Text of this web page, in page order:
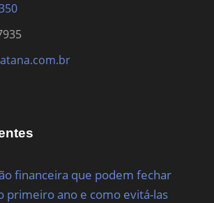
financeira que podem fechar
primeiro ano e como evitá-las